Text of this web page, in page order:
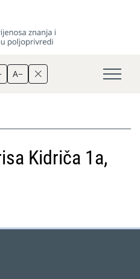
A−
Kidriča 1a,